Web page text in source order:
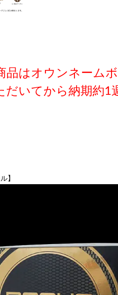
品はオウンネーム
だいてから納期約1
】